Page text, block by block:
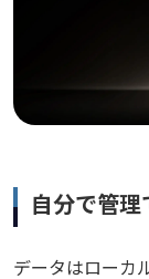
自分で管
データはローカ